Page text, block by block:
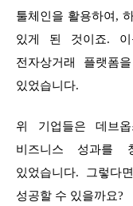
툴체인을 활용하여,
있게 된 것이죠. 이
전자상거래 플랫폼
있었습니다.
위 기업들은 데브
비즈니스 성과를
있었습니다. 그렇다
성공할 수 있을까요?